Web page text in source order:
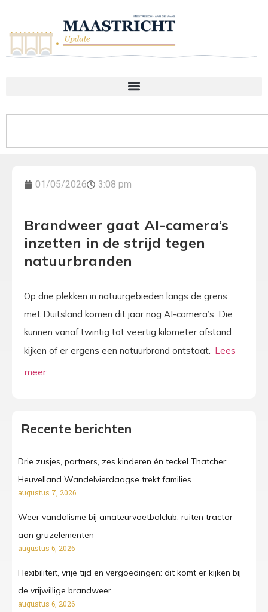
01/05/2026 3:08 pm
Brandweer gaat AI-camera’s
inzetten in de strijd tegen
natuurbranden
Op drie plekken in natuurgebieden langs de grens
met Duitsland komen dit jaar nog AI-camera’s. Die
kunnen vanaf twintig tot veertig kilometer afstand
kijken of er ergens een natuurbrand ontstaat.
Recente berichten
Drie zusjes, partners, zes kinderen én teckel Thatcher:
Heuvelland Wandelvierdaagse trekt families
augustus 7, 2026
Weer vandalisme bij amateurvoetbalclub: ruiten tractor
aan gruzelementen
augustus 6, 2026
Flexibiliteit, vrije tijd en vergoedingen: dit komt er kijken bij
de vrijwillige brandweer
augustus 6, 2026